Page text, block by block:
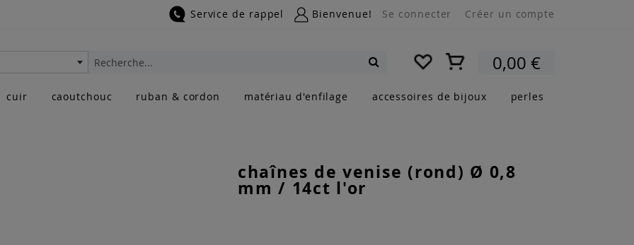
Service de rappel Bienvenue! Se connecter Créer un compte
Mon panier0,00 €
Rechercher
cuir caoutchouc ruban & cordon matériau d'enfilage accessoires de bijoux perles
chaînes de venise (rond) Ø 0,8
mm / 14ct l'or